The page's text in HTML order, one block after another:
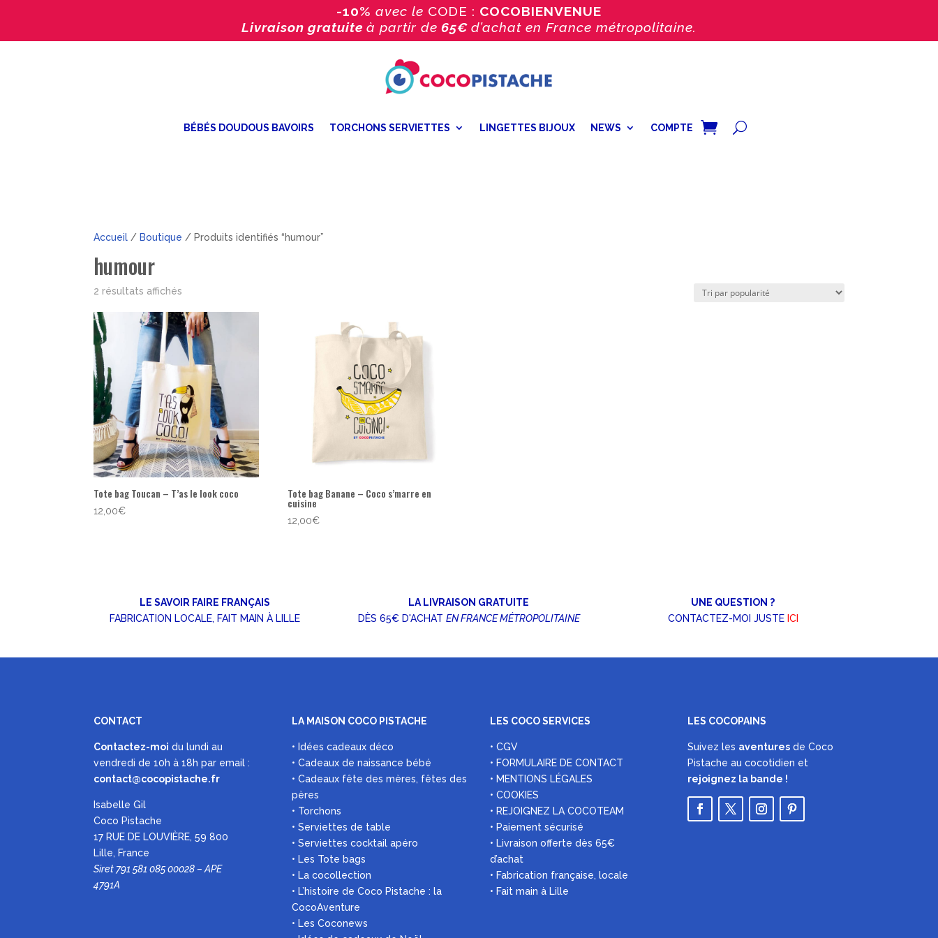
-10% avec le CODE : COCOBIENVENUE
Livraison gratuite à partir de 65€ d’achat en France métropolitaine.
BÉBÉS DOUDOUS BAVOIRS TORCHONS SERVIETTES LINGETTES BIJOUX NEWS COMPTE
Accueil / Boutique / Produits identifiés “humour”
humour
2 résultats affichés
popularité
Tote bag Toucan – T’as le look coco
12,00€
Tote bag Banane – Coco s’marre en
cuisine
12,00€
LE SAVOIR FAIRE FRANÇAIS
FABRICATION LOCALE, FAIT MAIN À LILLE
LA LIVRAISON GRATUITE
DÈS 65€ D'ACHAT EN FRANCE MÉTROPOLITAINE
UNE QUESTION ?
CONTACTEZ-MOI JUSTE ICI
CONTACT
Contactez-moi du lundi au
vendredi de 10h à 18h par email :
contact@cocopistache.fr
Isabelle Gil
Coco Pistache
17 RUE DE LOUVIÈRE, 59 800
Lille, France
Siret 791 581 085 00028 – APE
4791A
LA MAISON COCO PISTACHE
• Idées cadeaux déco
• Cadeaux de naissance bébé
• Cadeaux fête des mères, fêtes des
pères
• Torchons
• Serviettes de table
• Serviettes cocktail apéro
• Les Tote bags
• La cocollection
• L’histoire de Coco Pistache : la
CocoAventure
• Les Coconews
LES COCO SERVICES
• CGV
• FORMULAIRE DE CONTACT
• MENTIONS LÉGALES
• COOKIES
• REJOIGNEZ LA COCOTEAM
• Paiement sécurisé
• Livraison offerte dès 65€
d’achat
• Fabrication française, locale
• Fait main à Lille
LES COCOPAINS
Suivez les aventures de Coco
Pistache au cocotidien et
rejoignez la bande !